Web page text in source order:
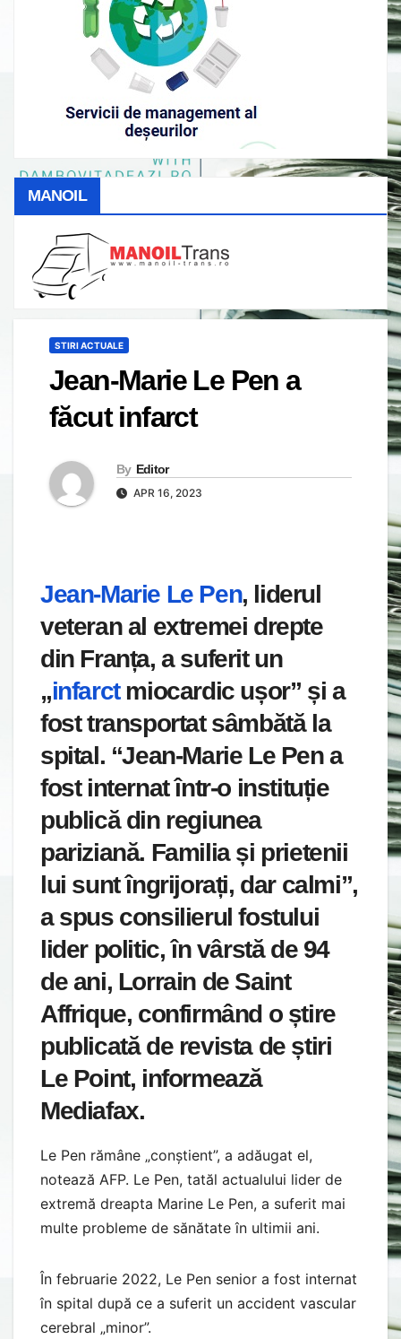
MANOIL
STIRI ACTUALE
Jean-Marie Le Pen a
făcut infarct
By Editor
APR 16, 2023
Jean-Marie Le Pen, liderul
veteran al extremei drepte
din Franța, a suferit un
„infarctmiocardic ușor” și a
fost transportat sâmbătă la
spital. “Jean-Marie Le Pen a
fost internat într-o instituție
publică din regiunea
pariziană. Familia și prietenii
lui sunt îngrijorați, dar calmi”,
a spus consilierul fostului
lider politic, în vârstă de 94
de ani, Lorrain de Saint
Affrique, confirmând o știre
publicată de revista de știri
Le Point, informează
Mediafax.
Le Pen rămâne „conștient”, a adăugat el,
notează AFP. Le Pen, tatăl actualului lider de
extremă dreapta Marine Le Pen, a suferit mai
multe probleme de sănătate în ultimii ani.
În februarie 2022, Le Pen senior a fost internat
în spital după ce a suferit un accident vascular
cerebral „minor”.